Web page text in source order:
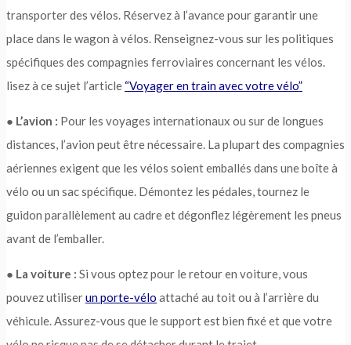
transporter des vélos. Réservez à l’avance pour garantir une
place dans le wagon à vélos. Renseignez-vous sur les politiques
spécifiques des compagnies ferroviaires concernant les vélos.
lisez à ce sujet l’article “Voyager en train avec votre vélo”
● L’avion : Pour les voyages internationaux ou sur de longues
distances, l’avion peut être nécessaire. La plupart des compagnies
aériennes exigent que les vélos soient emballés dans une boîte à
vélo ou un sac spécifique. Démontez les pédales, tournez le
guidon parallèlement au cadre et dégonflez légèrement les pneus
avant de l’emballer.
● La voiture : Si vous optez pour le retour en voiture, vous
pouvez utiliserun porte-vélo attaché au toit ou à l’arrière du
véhicule. Assurez-vous que le support est bien fixé et que votre